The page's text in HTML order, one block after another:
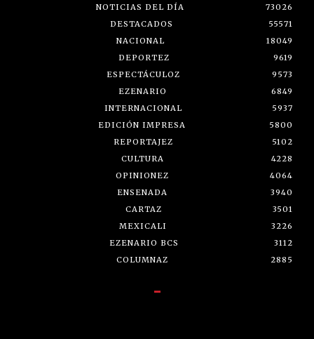
NOTICIAS DEL DÍA
73026
DESTACADOS
55571
NACIONAL
18049
DEPORTEZ
9619
ESPECTÁCULOZ
9573
EZENARIO
6849
INTERNACIONAL
5937
EDICIÓN IMPRESA
5800
REPORTAJEZ
5102
CULTURA
4228
OPINIONEZ
4064
ENSENADA
3940
CARTAZ
3501
MEXICALI
3226
EZENARIO BCS
3112
COLUMNAZ
2885
-